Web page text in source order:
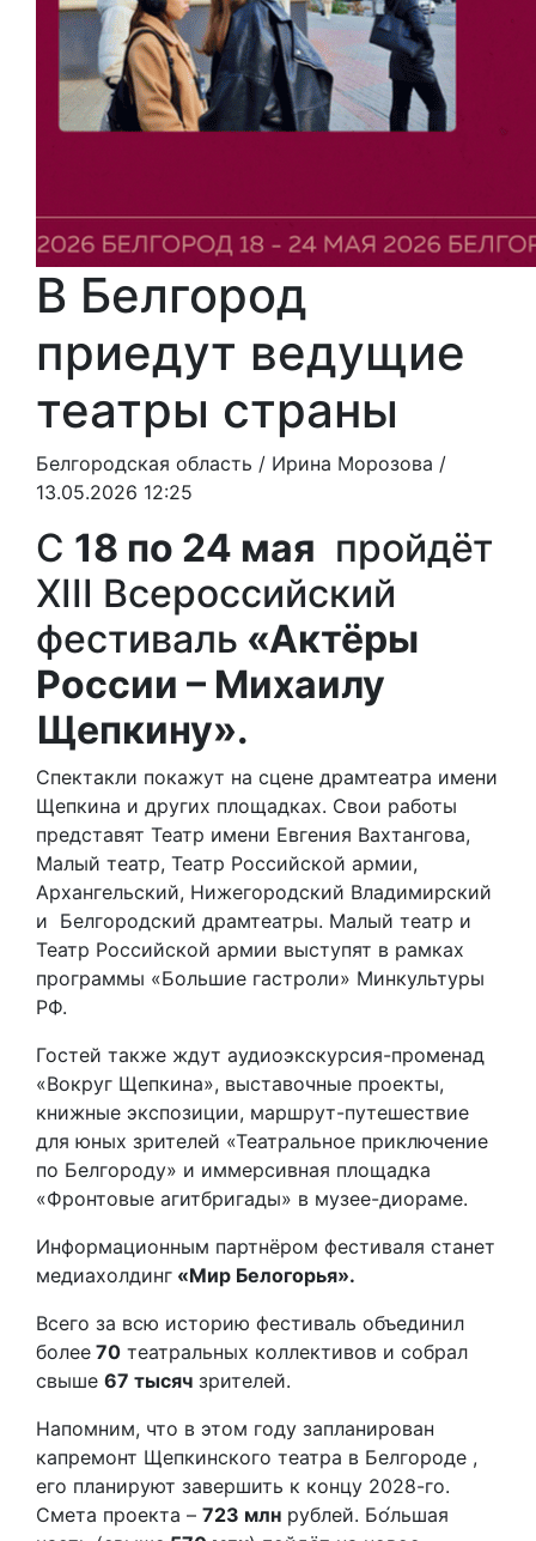
В Белгород
приедут ведущие
театры страны
Белгородская область / Ирина Морозова /
13.05.2026 12:25
С 18 по 24 мая пройдёт
XIII Всероссийский
фестиваль «Актёры
России – Михаилу
Щепкину».
Спектакли покажут на сцене драмтеатра имени
Щепкина и других площадках. Свои работы
представят Театр имени Евгения Вахтангова,
Малый театр, Театр Российской армии,
Архангельский, Нижегородский Владимирский
и Белгородский драмтеатры. Малый театр и
Театр Российской армии выступят в рамках
программы «Большие гастроли» Минкультуры
РФ.
Гостей также ждут аудиоэкскурсия-променад
«Вокруг Щепкина», выставочные проекты,
книжные экспозиции, маршрут-путешествие
для юных зрителей «Театральное приключение
по Белгороду» и иммерсивная площадка
«Фронтовые агитбригады» в музее-диораме.
Информационным партнёром фестиваля станет
медиахолдинг «Мир Белогорья».
Всего за всю историю фестиваль объединил
более 70 театральных коллективов и собрал
свыше 67 тысяч зрителей.
Напомним, что в этом году запланирован
капремонт Щепкинского театра в Белгороде ,
его планируют завершить к концу 2028-го.
Смета проекта – 723 млн рублей. Бо́льшая